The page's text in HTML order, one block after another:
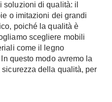
Cotto
Resina
Parquet
Gres
Laminato
soluzioni di qualità: il
o imitazioni dei grandi
poiché la qualità è
scegliere mobili
come il legno
questo modo avremo la
della qualità, per